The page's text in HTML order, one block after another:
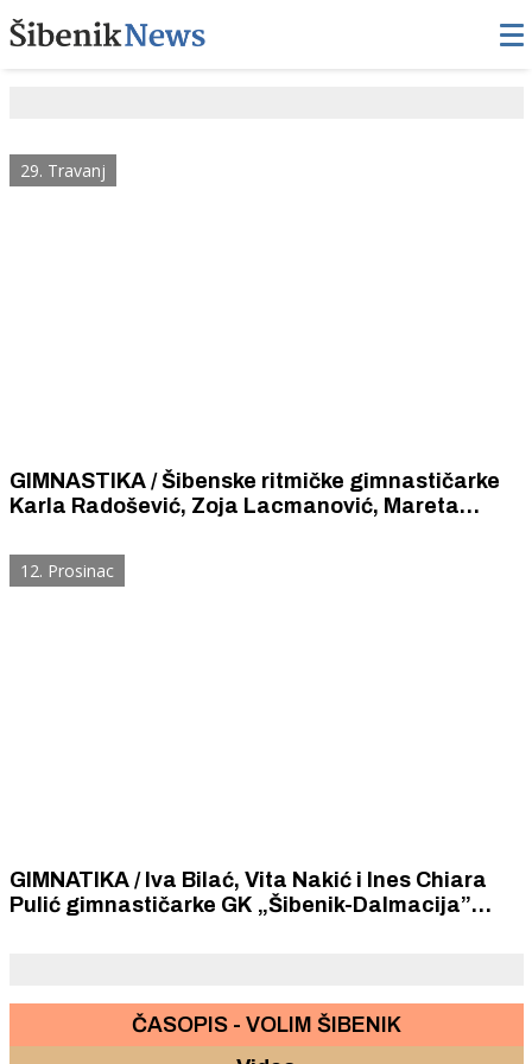
29. Travanj
GIMNASTIKA / Šibenske ritmičke gimnastičarke
Karla Radošević, Zoja Lacmanović, Mareta
na međunarodnom Leda cupu
12. Prosinac
GIMNATIKA / Iva Bilać, Vita Nakić i Ines Chiara
Pulić gimnastičarke GK „Šibenik-Dalmacija”
ČASOPIS - VOLIM ŠIBENIK